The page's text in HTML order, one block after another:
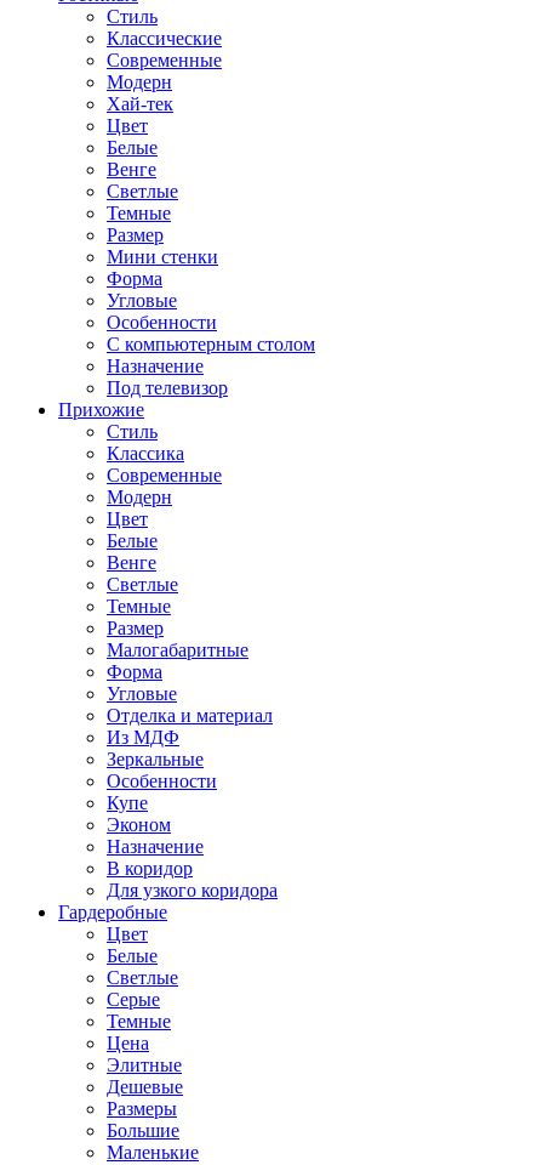
Стиль
Классические
Современные
Модерн
Хай-тек
Цвет
Белые
Венге
Светлые
Темные
Размер
Мини стенки
Форма
Угловые
Особенности
С компьютерным столом
Назначение
Под телевизор
Прихожие
Стиль
Классика
Современные
Модерн
Цвет
Белые
Венге
Светлые
Темные
Размер
Малогабаритные
Форма
Угловые
Отделка и материал
Из МДФ
Зеркальные
Особенности
Купе
Эконом
Назначение
В коридор
Для узкого коридора
Гардеробные
Цвет
Белые
Светлые
Серые
Темные
Цена
Элитные
Дешевые
Размеры
Большие
Маленькие